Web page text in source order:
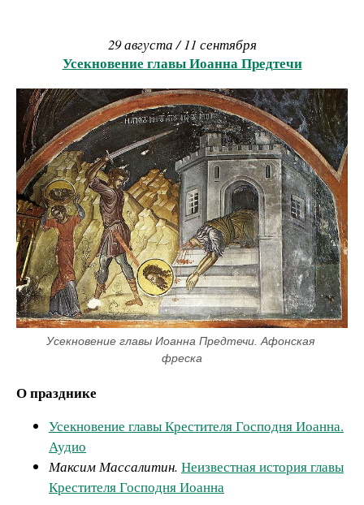
29 августа / 11 сентября
Усекновение главы Иоанна Предтечи
Усекновение главы Иоанна Предтечи. Афонская
фреска
О празднике
Усекновение главы Крестителя Господня Иоанна.
Аудио
Максим Массалитин. Неизвестная история главы
Крестителя Господня Иоанна